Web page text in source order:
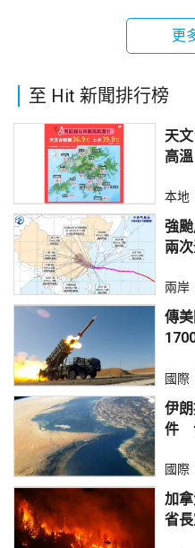
更
至 Hit 新聞排行榜
天
高
本地
強
兩
兩岸
傳
國際
伊
件
國際
加
省